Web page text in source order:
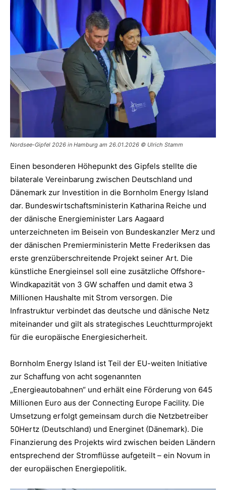
Nordsee-Gipfel 2026 in Hamburg am 26.01.2026 © Ulrich Stamm
Einen besonderen Höhepunkt des Gipfels stellte die
bilaterale Vereinbarung zwischen Deutschland und
Dänemark zur Investition in die Bornholm Energy Island
dar. Bundeswirtschaftsministerin Katharina Reiche und
der dänische Energieminister Lars Aagaard
unterzeichneten im Beisein von Bundeskanzler Merz und
der dänischen Premierministerin Mette Frederiksen das
erste grenzüberschreitende Projekt seiner Art. Die
künstliche Energieinsel soll eine zusätzliche Offshore-
Windkapazität von 3 GW schaffen und damit etwa 3
Millionen Haushalte mit Strom versorgen. Die
Infrastruktur verbindet das deutsche und dänische Netz
miteinander und gilt als strategisches Leuchtturmprojekt
für die europäische Energiesicherheit.
Bornholm Energy Island ist Teil der EU-weiten Initiative
zur Schaffung von acht sogenannten
„Energieautobahnen“ und erhält eine Förderung von 645
Millionen Euro aus der Connecting Europe Facility. Die
Umsetzung erfolgt gemeinsam durch die Netzbetreiber
50Hertz (Deutschland) und Energinet (Dänemark). Die
Finanzierung des Projekts wird zwischen beiden Ländern
entsprechend der Stromflüsse aufgeteilt – ein Novum in
der europäischen Energiepolitik.